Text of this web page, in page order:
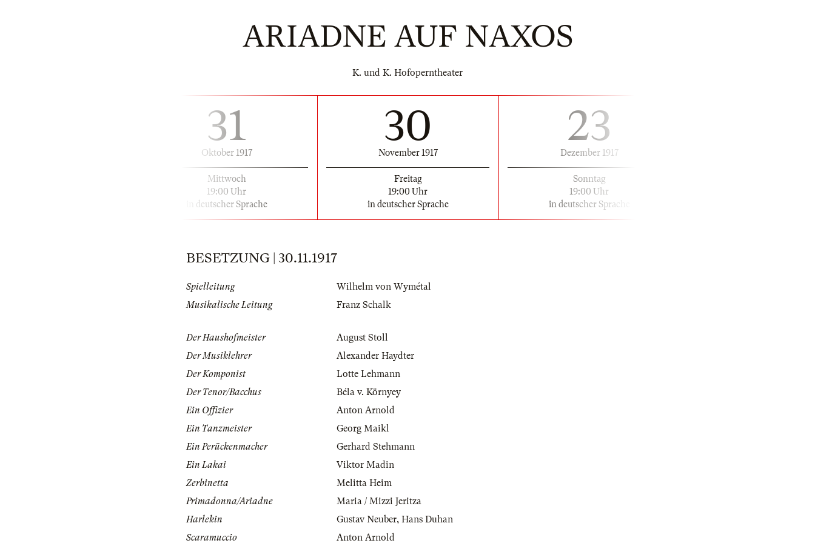
ARIADNE AUF NAXOS
K. und K. Hofoperntheater
31
Oktober 1917
Mittwoch
19:00 Uhr
in deutscher Sprache
30
November 1917
Freitag
19:00 Uhr
in deutscher Sprache
23
Dezember 1917
Sonntag
19:00 Uhr
in deutscher Sprache
BESETZUNG | 30.11.1917
Spielleitung
Wilhelm von Wymétal
Musikalische Leitung
Franz Schalk
Der Haushofmeister
August Stoll
Der Musiklehrer
Alexander Haydter
Der Komponist
Lotte Lehmann
Der Tenor/Bacchus
Béla v. Környey
Ein Offizier
Anton Arnold
Ein Tanzmeister
Georg Maikl
Ein Perückenmacher
Gerhard Stehmann
Ein Lakai
Viktor Madin
Zerbinetta
Melitta Heim
Primadonna/Ariadne
Maria / Mizzi Jeritza
Harlekin
Gustav Neuber, Hans Duhan
Scaramuccio
Anton Arnold